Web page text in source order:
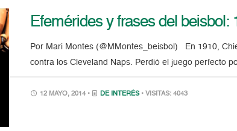
Efemérides y frases del beisbol:
Por Mari Montes (@MMontes_beisbol) En 1910,
contra los Cleveland Naps. Perdió el juego perfecto
12 MAYO, 2014 • DE INTERÉS • VISITAS: 4043